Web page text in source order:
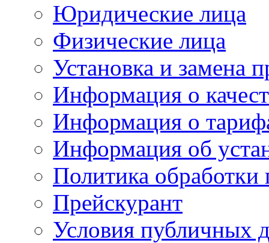
Юридические лица
Физические лица
Установка и замена
Информация о
Информация о
Информация об
Политика
Прейскурант
Условия публичных